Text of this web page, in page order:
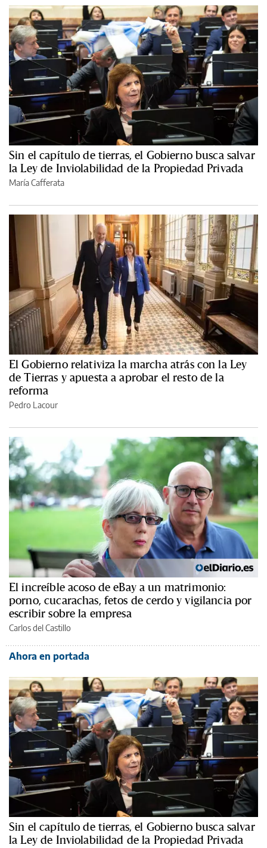
Sin el capítulo de tierras, el Gobierno busca salvar
la Ley de Inviolabilidad de la Propiedad Privada
María Cafferata
El Gobierno relativiza la marcha atrás con la Ley
de Tierras y apuesta a aprobar el resto de la
reforma
Pedro Lacour
El increíble acoso de eBay a un matrimonio:
porno, cucarachas, fetos de cerdo y vigilancia por
escribir sobre la empresa
Carlos del Castillo
Ahora en portada
Sin el capítulo de tierras, el Gobierno busca salvar
la Ley de Inviolabilidad de la Propiedad Privada